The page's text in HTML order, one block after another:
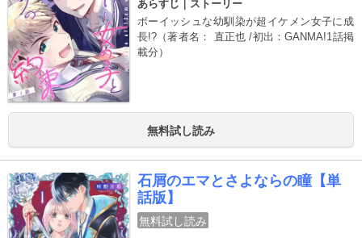
あらすじ｜ストーリー
ボーイッシュな幼馴染が超イケメン女子に成
長!?（著者名： 直正也 /初出：GANMA!1話掲
載分）
無料試し読み
石屑のエマとさよならの瞳【単
話版】
無料試し読み